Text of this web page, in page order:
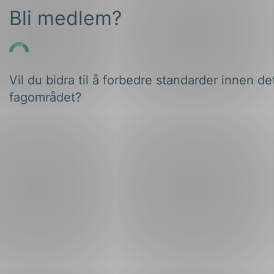
Bli medlem?
Vil du bidra til å forbedre standarder innen
fagområdet?